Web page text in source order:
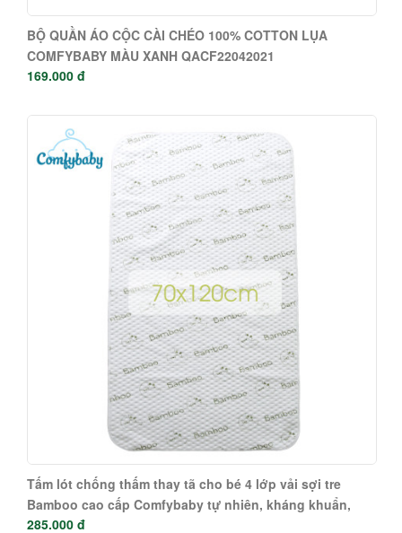
BỘ QUẦN ÁO CỘC CÀI CHÉO 100% COTTON LỤA
COMFYBABY MÀU XANH QACF22042021
169.000 đ
Tấm lót chống thấm thay tã cho bé 4 lớp vải sợi tre
Bamboo cao cấp Comfybaby tự nhiên, kháng khuẩn,
thoáng khí CF1120-PAD1-L
285.000 đ